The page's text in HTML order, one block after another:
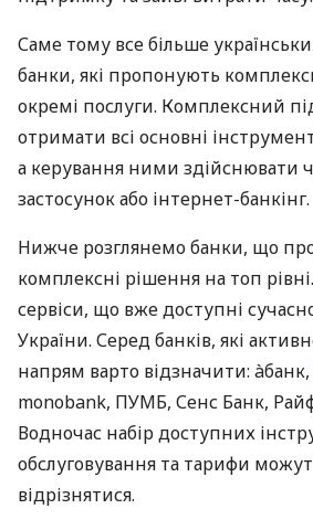
Саме тому все більше
банки, які пропонують
окремі послуги. Комплексний
отримати всі основні
а керування ними здійснювати
застосунок або інтернет-банкінг.
Нижче розглянемо банки, що
комплексні рішення на топ
сервіси, що вже доступні
України. Серед банків, які
напрям варто відзначити: àбанк,
monobank, ПУМБ, Сенс Банк,
Водночас набір доступних
обслуговування та тарифи
відрізнятися.